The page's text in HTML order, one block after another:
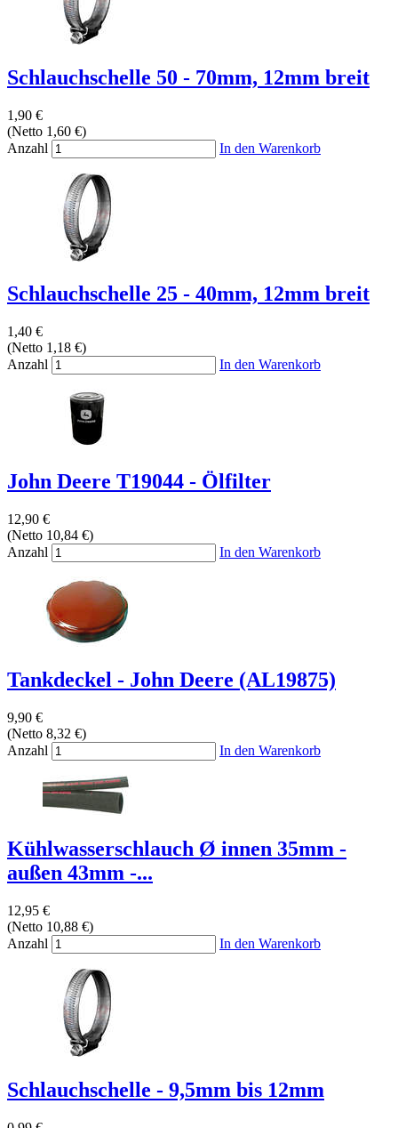
Schlauchschelle 50 - 70mm, 12mm breit
1,90 €
(Netto 1,60 €)
Anzahl
In den Warenkorb
Schlauchschelle 25 - 40mm, 12mm breit
1,40 €
(Netto 1,18 €)
Anzahl
In den Warenkorb
John Deere T19044 - Ölfilter
12,90 €
(Netto 10,84 €)
Anzahl
In den Warenkorb
Tankdeckel - John Deere (AL19875)
9,90 €
(Netto 8,32 €)
Anzahl
In den Warenkorb
Kühlwasserschlauch Ø innen 35mm -
außen 43mm -...
12,95 €
(Netto 10,88 €)
Anzahl
In den Warenkorb
Schlauchschelle - 9,5mm bis 12mm